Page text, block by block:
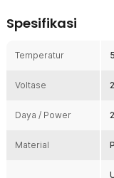
Heat gun ini dapat
sehingga pekerjaan
udara panas ke
Kendali Temperatur
Spesifikasi
Temperatur
Voltase
Daya / Power
Material